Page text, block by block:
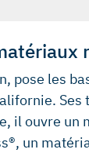
pose les
il ouvre
un